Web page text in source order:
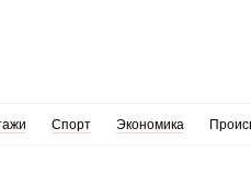
Спорт Экономика